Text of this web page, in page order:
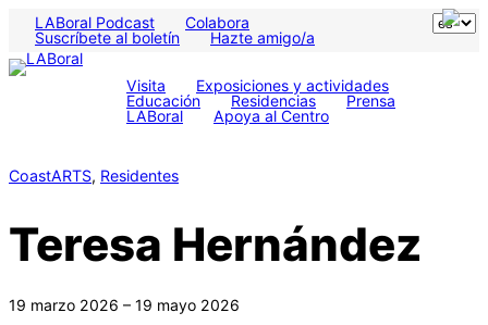
LABoral Podcast
Colabora
Suscríbete al boletín
Hazte amigo/a
Visita
Exposiciones y actividades
Educación
Residencias
Prensa
LABoral
Apoya al Centro
CoastARTS, Residentes
Teresa Hernández
19 marzo 2026 – 19 mayo 2026